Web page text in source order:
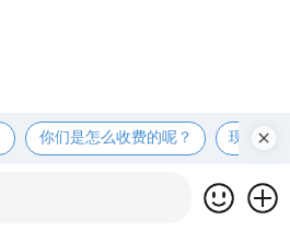
你们是怎么收费的呢？ 现在有